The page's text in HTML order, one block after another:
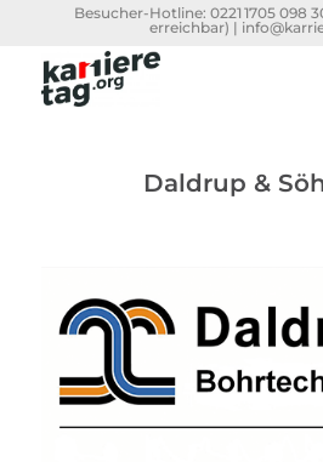
Besucher-Hotline:0221 1705 098
erreichbar) |
Daldrup &